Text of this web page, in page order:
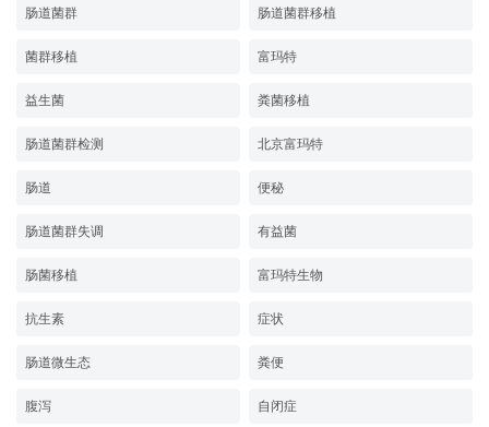
肠道菌群 肠道菌群移植
菌群移植 富玛特
益生菌 粪菌移植
肠道菌群检测 北京富玛特
肠道 便秘
肠道菌群失调 有益菌
肠菌移植 富玛特生物
抗生素 症状
肠道微生态 粪便
腹泻 自闭症